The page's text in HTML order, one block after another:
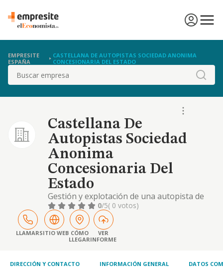
EMPRESITE
ESPAÑA
CASTELLANA DE AUTOPISTAS SOCIEDAD ANONIMA
CONCESIONARIA DEL ESTADO
Buscar
Castellana De
Autopistas Sociedad
Anonima
Concesionaria Del
Estado
Gestión y explotación de una autopista de
peaje.
0/5( 0 votos)
LLAMARSITIO WEB CÓMO
LLEGAR
VER
INFORME
DIRECCIÓN Y CONTACTO INFORMACIÓN GENERAL DATOS